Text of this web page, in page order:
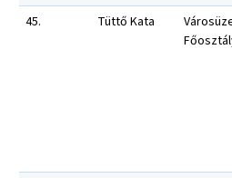
45.
Tüttő Kata